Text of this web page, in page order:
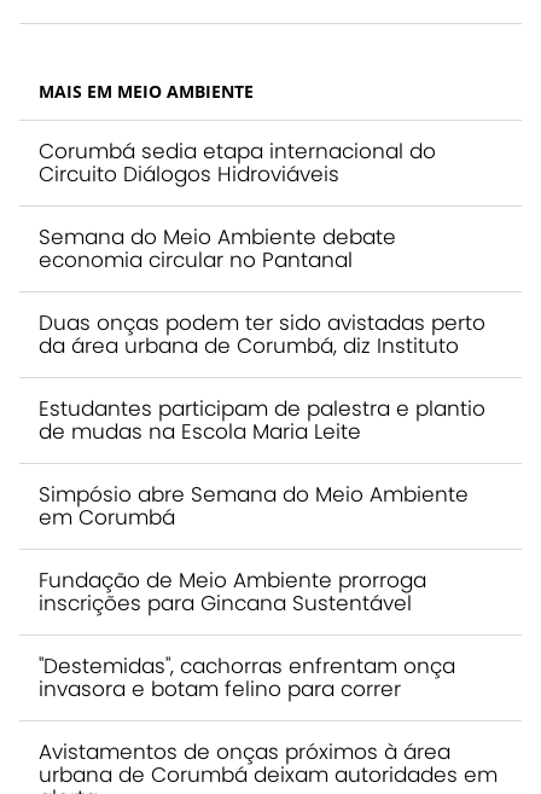
MAIS EM MEIO AMBIENTE
Corumbá sedia etapa internacional do
Circuito Diálogos Hidroviáveis
Semana do Meio Ambiente debate
economia circular no Pantanal
Duas onças podem ter sido avistadas perto
da área urbana de Corumbá, diz Instituto
Estudantes participam de palestra e plantio
de mudas na Escola Maria Leite
Simpósio abre Semana do Meio Ambiente
em Corumbá
Fundação de Meio Ambiente prorroga
inscrições para Gincana Sustentável
"Destemidas", cachorras enfrentam onça
invasora e botam felino para correr
Avistamentos de onças próximos à área
urbana de Corumbá deixam autoridades em